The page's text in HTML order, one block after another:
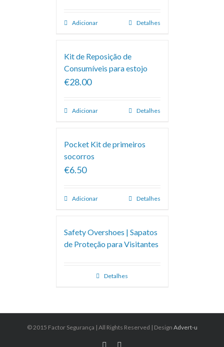
Adicionar Detalhes
Kit de Reposição de
Consumíveis para estojo
€28.00
Adicionar Detalhes
Pocket Kit de primeiros
socorros
€6.50
Adicionar Detalhes
Safety Overshoes | Sapatos
de Proteção para Visitantes
Detalhes
© 2015 Factor Segurança | All Rights Reserved | Design Advert-u